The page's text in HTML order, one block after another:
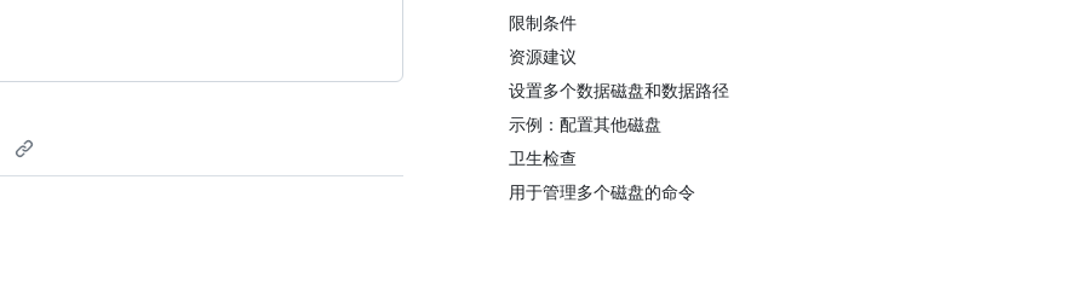
限制条件
资源建议
设置多个数据磁盘和数据路径
示例：配置其他磁盘
卫生检查
用于管理多个磁盘的命令